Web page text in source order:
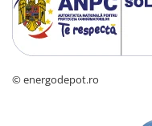
© energodepot.ro